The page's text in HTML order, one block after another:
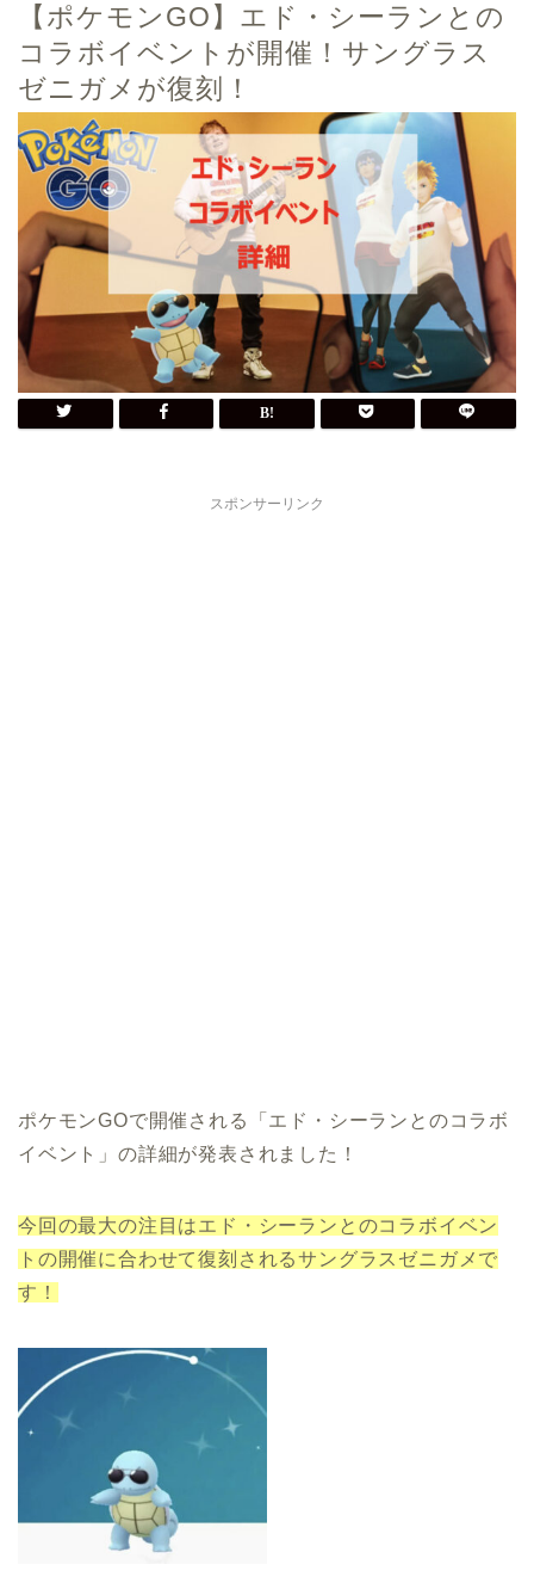
【ポケモンGO】エド・シーランとの
コラボイベントが開催！サングラス
ゼニガメが復刻！
スポンサーリンク
ポケモンGOで開催される「エド・シーランとのコラボ
イベント」の詳細が発表されました！
今回の最大の注目はエド・シーランとのコラボイベン
トの開催に合わせて復刻されるサングラスゼニガメで
す！